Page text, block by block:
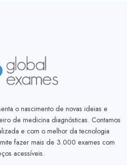
o nascimento de novas ideias e
de medicina diagnósticas. Contamos
e com o melhor da tecnologia
fazer mais de 3.000 exames com
acessíveis.